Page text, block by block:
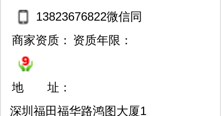
13823676822微信同
号
商家资质： 资质年限：
地 址：
深圳福田福华路鸿图大厦1